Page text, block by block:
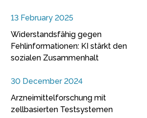
13 February 2025
Widerstandsfähig gegen
Fehlinformationen: KI stärkt den
sozialen Zusammenhalt
30 December 2024
Arzneimittelforschung mit
zellbasierten Testsystemen